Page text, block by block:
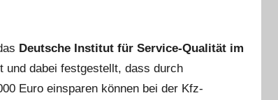
Deutsche Institut für Service-Qualität im
und dabei festgestellt, dass durch
Euro einsparen können bei der Kfz-